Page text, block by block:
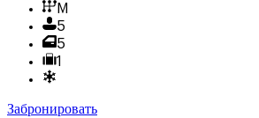
M
5
5
1
Забронировать